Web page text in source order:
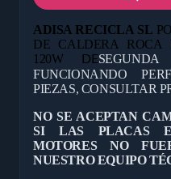
ADISA RECICLA SL
DE CALDERA ROCA
120WDE
FUNCIONANDO
PIEZAS, CONSULTAR
NO SE ACEPTAN
SI LAS PLACAS
MOTORES NO
NUESTRO EQUIPO